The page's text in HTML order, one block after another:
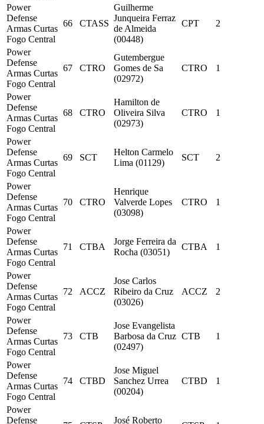
Power
Defense
Armas Curtas
Fogo Central
66 CTASS
Guilherme
Junqueira Ferraz
de Almeida
(00448)
CPT 2
Power
Defense
Armas Curtas
Fogo Central
67 CTRO
Gutembergue
Gomes de Sa
(02972)
CTRO 1
Power
Defense
Armas Curtas
Fogo Central
68 CTRO
Hamilton de
Oliveira Silva
(02973)
CTRO 1
Power
Defense
Armas Curtas
Fogo Central
69 SCT
Helton Carmelo
Lima (01129)
SCT 2
Power
Defense
Armas Curtas
Fogo Central
70 CTRO
Henrique
Valverde Lopes
(03098)
CTRO 1
Power
Defense
Armas Curtas
Fogo Central
71 CTBA
Jorge Ferreira da
Rocha (03051)
CTBA 1
Power
Defense
Armas Curtas
Fogo Central
72 ACCZ
Jose Carlos
Ribeiro da Cruz
(03026)
ACCZ 2
Power
Defense
Armas Curtas
Fogo Central
73 CTB
Jose Evangelista
Barbosa da Cruz
(02497)
CTB 1
Power
Defense
Armas Curtas
Fogo Central
74 CTBD
Jose Miguel
Sanchez Urrea
(00204)
CTBD 1
Power
Defense
José Roberto